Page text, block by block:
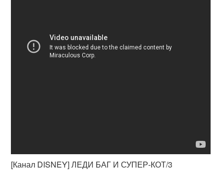
[Канал DISNEY] ЛЕДИ БАГ И СУПЕР-КОТ/3